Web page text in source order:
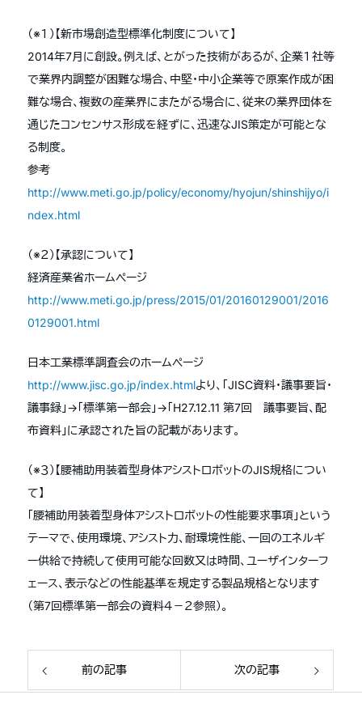
（※１）【新市場創造型標準化制度について】
2014年7月に創設。例えば、とがった技術があるが、企業１社等
で業界内調整が困難な場合、中堅・中小企業等で原案作成が困
難な場合、複数の産業界にまたがる場合に、従来の業界団体を
通じたコンセンサス形成を経ずに、迅速なJIS策定が可能とな
る制度。
参考
http://www.meti.go.jp/policy/economy/hyojun/shinshijyo/i
ndex.html
（※２）【承認について】
経済産業省ホームページ
http://www.meti.go.jp/press/2015/01/20160129001/2016
0129001.html
日本工業標準調査会のホームページ
http://www.jisc.go.jp/index.htmlより、「JISC資料・議事要旨・
議事録」→「標準第一部会」→「H27.12.11 第7回 議事要旨、配
布資料」に承認された旨の記載があります。
（※３）【腰補助用装着型身体アシストロボットのJIS規格につい
て】
「腰補助用装着型身体アシストロボットの性能要求事項」という
テーマで、使用環境、アシスト力、耐環境性能、一回のエネルギ
ー供給で持続して使用可能な回数又は時間、ユーザインターフ
ェース、表示などの性能基準を規定する製品規格となります
（第7回標準第一部会の資料４－２参照）。
前の記事 次の記事